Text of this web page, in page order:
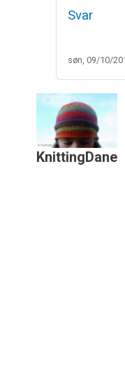
Svar
søn, 09/10/
KnittingDane